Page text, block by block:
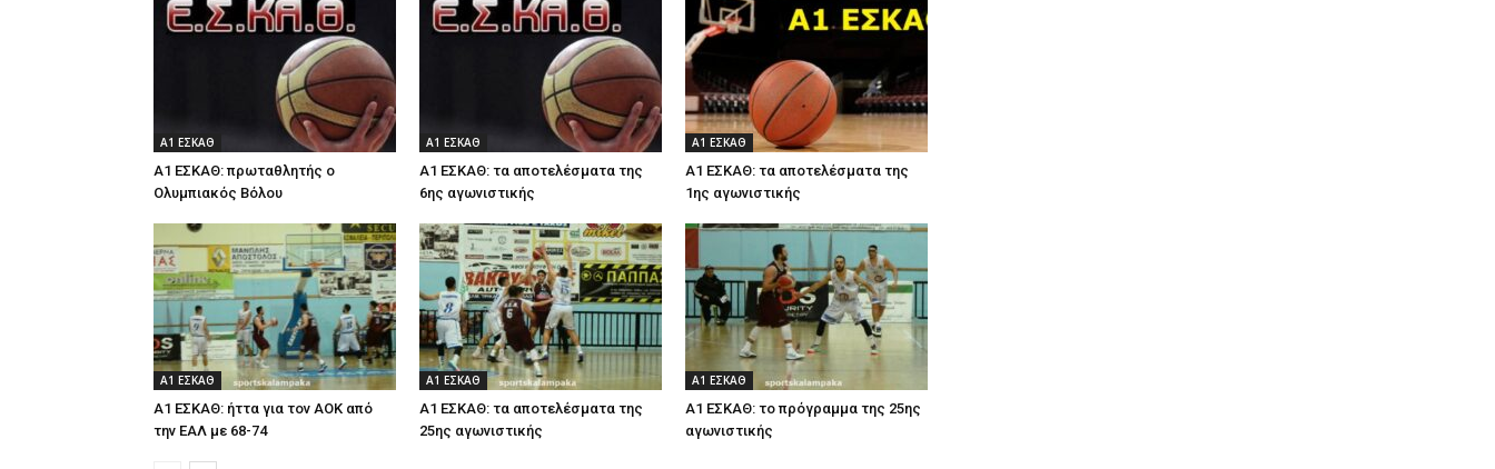
Α1 ΕΣΚΑΘ
Α1 ΕΣΚΑΘ: πρωταθλητής ο
Ολυμπιακός Βόλου
Α1 ΕΣΚΑΘ
Α1 ΕΣΚΑΘ: τα αποτελέσματα της
6ης αγωνιστικής
Α1 ΕΣΚΑΘ
Α1 ΕΣΚΑΘ: τα αποτελέσματα της
1ης αγωνιστικής
Α1 ΕΣΚΑΘ
Α1 ΕΣΚΑΘ: ήττα για τον ΑΟΚ από
την ΕΑΛ με 68-74
Α1 ΕΣΚΑΘ
Α1 ΕΣΚΑΘ: τα αποτελέσματα της
25ης αγωνιστικής
Α1 ΕΣΚΑΘ
Α1 ΕΣΚΑΘ: το πρόγραμμα της 25ης
αγωνιστικής